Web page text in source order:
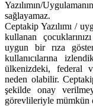
Yazılımın/
sağlayamaz.
Ceptakip Yazılımı /
kullanan
uygun bir rıza
kullanıcılarına
ülkenizdeki, federal
neden olabilir.
şekilde onay
görevlileriyle mümkün